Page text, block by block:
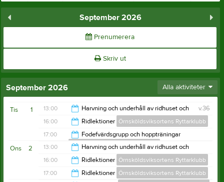
September 2026
Prenumerera
Skriv ut
September 2026 Alla aktiviteter
1
Tis v.36
13:00
Harvning och underhåll av ridhuset och
utebanor sommartid
Örnsköldsviksortens Ryttarklubb
14:00
16:00 Ridlektioner Örnsköldsviksortens Ryttarklubb
21:00
17:00
Fodefvärdsgrupp och hoppträningar
Örnsköldsviksortens Ryttarklubb
22:00
2
Ons 13:00
Harvning och underhåll av ridhuset och
utebanor sommartid
Örnsköldsviksortens Ryttarklubb
14:00
16:00 Ridlektioner Örnsköldsviksortens Ryttarklubb
17:00 Ridlektioner Örnsköldsviksortens Ryttarklubb